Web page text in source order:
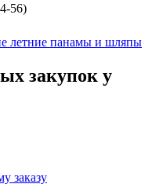
56)
летние панамы и шляпы
закупок у
заказу